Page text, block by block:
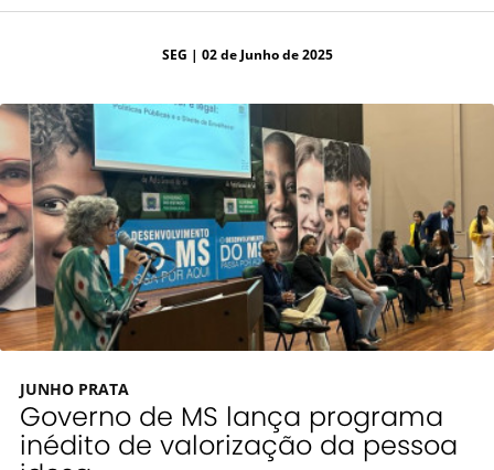
SEG | 02 de Junho de 2025
JUNHO PRATA
Governo de MS lança programa
inédito de valorização da pessoa